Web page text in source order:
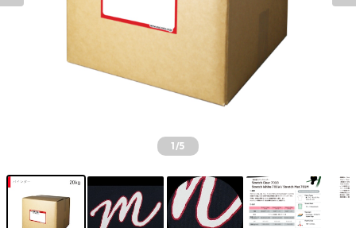
1/5